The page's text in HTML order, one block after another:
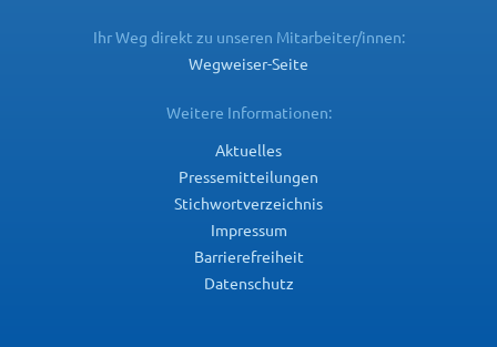
Ihr Weg direkt zu unseren Mitarbeiter/innen:
Wegweiser-Seite
Weitere Informationen:
Aktuelles
Pressemitteilungen
Stichwortverzeichnis
Impressum
Barrierefreiheit
Datenschutz